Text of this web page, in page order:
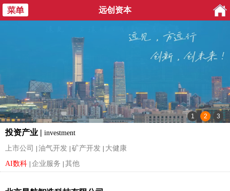
远创资本
投资产业 | investment
上市公司
油气开发 矿产开发
大健康
AI数科 企业服务 其他